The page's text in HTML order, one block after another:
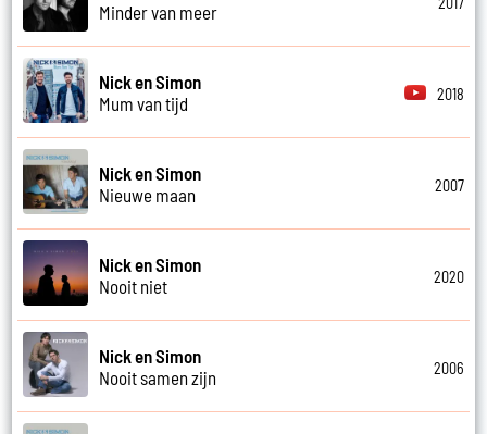
Minder van meer
Nick en Simon
Mum van tijd
2018
Nick en Simon
Nieuwe maan
2007
Nick en Simon
Nooit niet
2020
Nick en Simon
Nooit samen zijn
2006